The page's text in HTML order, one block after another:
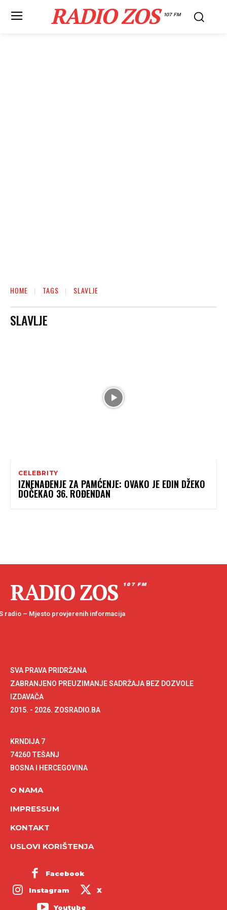
RADIO ZOS 107 FM
HOME TAGS SLAVLJE
SLAVLJE
CELEBRITY
IZNENAĐENJE ZA PAMĆENJE: OVAKO JE EDIN DŽEKO
DOČEKAO 36. ROĐENDAN
RADIO ZOS 107 FM
radio – Mjesto provjerenih informacija
SVA PRAVA PRIDRŽANA
ZABRANJENO PREUZIMANJE SADRŽAJA BEZ DOZVOLE
IZDAVAČA
2015. - 2026. ZOSRADIO.BA
KRNDIJA 7
74260 TEŠANJ
BOSNA I HERCEGOVINA
O NAMA
IMPRESSUM
KONTAKT
USLOVI KORIŠTENJA
Facebook
Instagram X
Youtube